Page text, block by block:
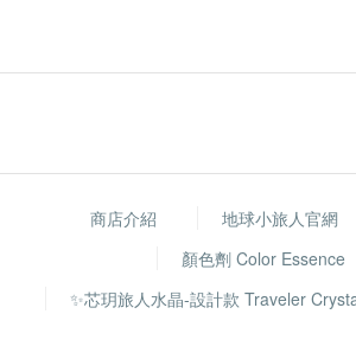
商店介紹 地球小旅人官網
顏色劑 Color Essence
✨芯玥旅人水晶-設計款 Traveler